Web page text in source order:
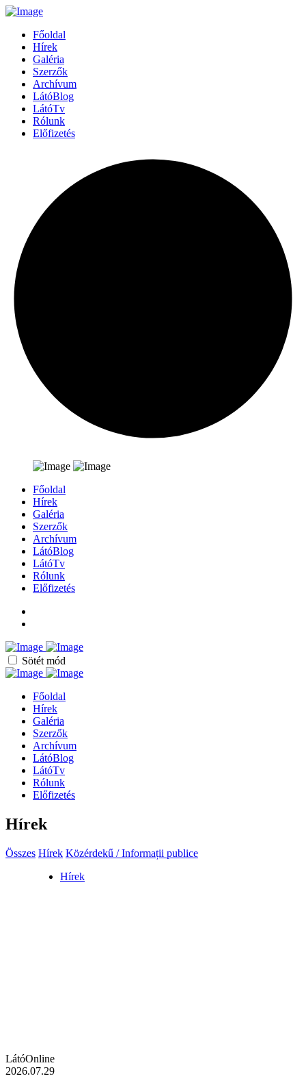
Főoldal
Hírek
Galéria
Szerzők
Archívum
LátóBlog
LátóTv
Rólunk
Előfizetés
Főoldal
Hírek
Galéria
Szerzők
Archívum
LátóBlog
LátóTv
Rólunk
Előfizetés
Sötét mód
Főoldal
Hírek
Galéria
Szerzők
Archívum
LátóBlog
LátóTv
Rólunk
Előfizetés
Hírek
Összes Hírek Közérdekű / Informații publice
Hírek
LátóOnline
2026.07.29